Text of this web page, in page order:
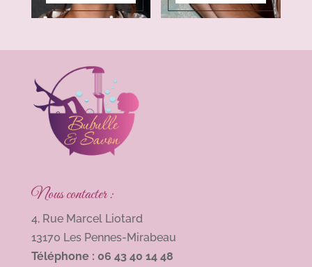
Nous contacter :
4, Rue Marcel Liotard
13170 Les Pennes-Mirabeau
Téléphone : 06 43 40 14 48